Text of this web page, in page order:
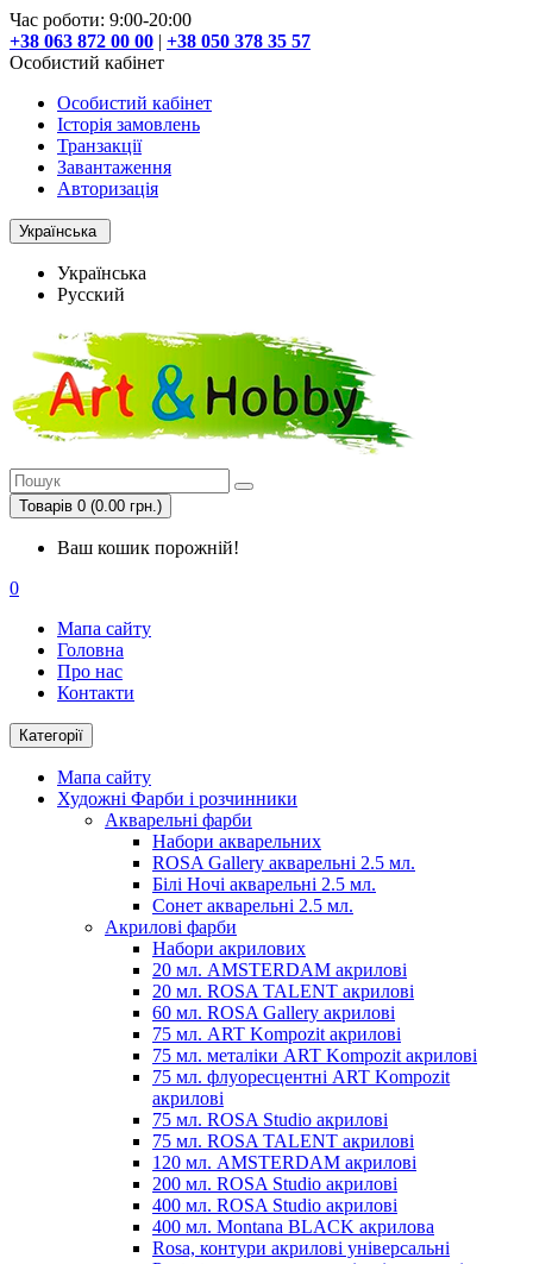
Час роботи: 9:00-20:00
+38 063 872 00 00 | +38 050 378 35 57
Особистий кабінет
Особистий кабінет
Історія замовлень
Транзакції
Завантаження
Авторизація
Українська
Українська
Русский
Товарів 0 (0.00 грн.)
Ваш кошик порожній!
0
Мапа сайту
Головна
Про нас
Контакти
Категорії
Мапа сайту
Художні Фарби і розчинники
Акварельні фарби
Набори акварельних
ROSA Gallery акварельні 2.5 мл.
Білі Ночі акварельні 2.5 мл.
Сонет акварельні 2.5 мл.
Акрилові фарби
Набори акрилових
20 мл. AMSTERDAM акрилові
20 мл. ROSA TALENT акрилові
60 мл. ROSA Gallery акрилові
75 мл. ART Kompozit акрилові
75 мл. металіки ART Kompozit акрилові
75 мл. флуоресцентні ART Kompozit
акрилові
75 мл. ROSA Studio акрилові
75 мл. ROSA TALENT акрилові
120 мл. AMSTERDAM акрилові
200 мл. ROSA Studio акрилові
400 мл. ROSA Studio акрилові
400 мл. Montana BLACK акрилова
Rosa, контури акрилові універсальні